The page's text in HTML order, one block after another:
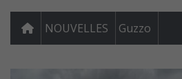
NOUVELLES Guzzo